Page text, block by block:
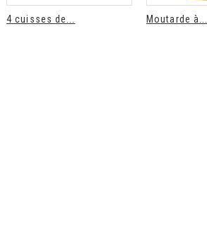
4 cuisses de... Moutarde à...